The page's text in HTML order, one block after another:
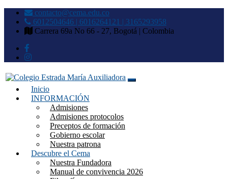
contacto@cema.edu.co
6012504646 | 6016264121 | 3165293958
Carrera 69a No 66 - 27, Bogotá | Colombia
Colegio Estrada María
Auxiliadora
Inicio
INFORMACIÓN
Admisiones
Admisiones protocolos
Preceptos de formación
Gobierno escolar
Nuestra patrona
Descubre el Cema
Nuestra Fundadora
Manual de convivencia 2026